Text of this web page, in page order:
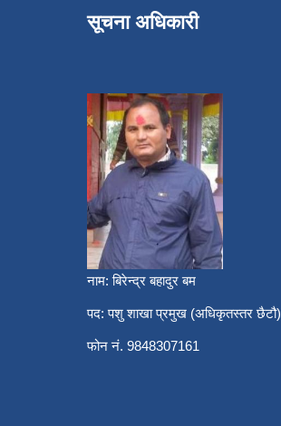
सूचना अधिकारी
नाम: बिरेन्द्र बहादुर बम
पद: पशु शाखा प्रमुख (अधिकृतस्तर छैटौ)
फोन नं. 9848307161